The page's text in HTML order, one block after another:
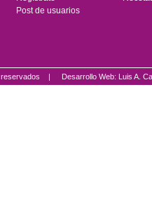
Post de usuarios
reservados | Desarrollo Web: Luis